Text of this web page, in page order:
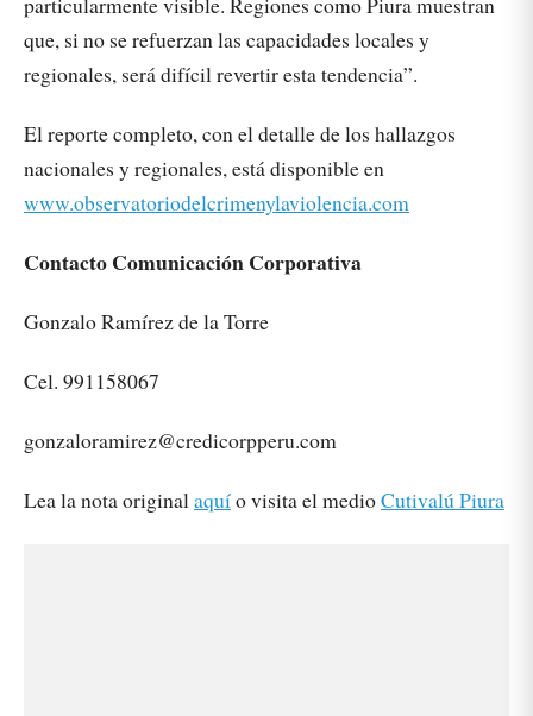
que, si no se refuerzan las capacidades locales y
regionales, será difícil revertir esta tendencia”.
El reporte completo, con el detalle de los hallazgos
nacionales y regionales, está disponible en
www.observatoriodelcrimenylaviolencia.com
Contacto Comunicación Corporativa
Gonzalo Ramírez de la Torre
Cel. 991158067
gonzaloramirez@credicorpperu.com
Lea la nota originalaquío visita el medioCutivalú Piura